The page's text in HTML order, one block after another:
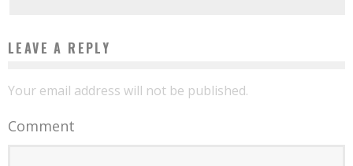
LEAVE A REPLY
Your email address will not be published.
Comment